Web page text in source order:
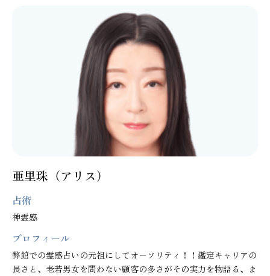
亜里珠（アリス）
占術
神霊感
プロフィール
弊館での霊感占いの元祖にしてオーソリティ！！鑑定キャリアの
長さと、老若男女を問わない顧客の多さがその実力を物語る、ま